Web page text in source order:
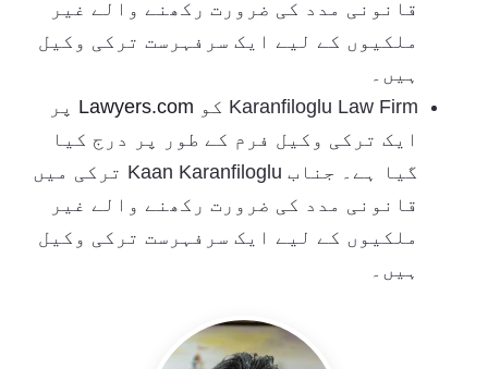
قانونی مدد کی ضرورت رکھنے والے غیر
ملکیوں کے لیے ایک سرفہرست ترکی وکیل
ہیں۔
Karanfiloglu Law Firm کو
Lawyers.com پر
ایک ترکی وکیل فرم کے طور پر درج کیا
گیا ہے۔ جناب Kaan Karanfiloglu ترکی میں
قانونی مدد کی ضرورت رکھنے والے غیر
ملکیوں کے لیے ایک سرفہرست ترکی وکیل
ہیں۔